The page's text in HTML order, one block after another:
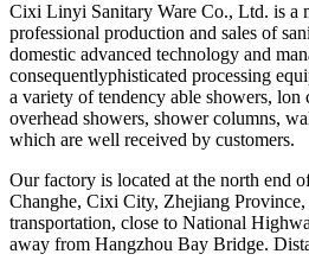
Cixi Linyi Sanitary Ware Co., Ltd. is a
professional production and sales of
domestic advanced technology and
consequentlyphisticated processing
a variety of tendency able showers, lon
overhead showers, shower columns,
which are well received by customers.
Our factory is located at the north end
Changhe, Cixi City, Zhejiang
transportation, close to National
away from Hangzhou Bay Bridge.